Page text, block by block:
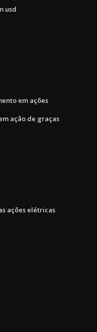
usd
em ações
ação de graças
ações elétricas